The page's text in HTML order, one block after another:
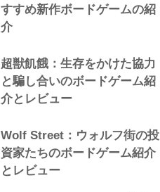
すすめ新作ボードゲームの紹
介
超獣飢餓：生存をかけた協力
と騙し合いのボードゲーム紹
介とレビュー
Wolf Street：ウォルフ街の投
資家たちのボードゲーム紹介
とレビュー